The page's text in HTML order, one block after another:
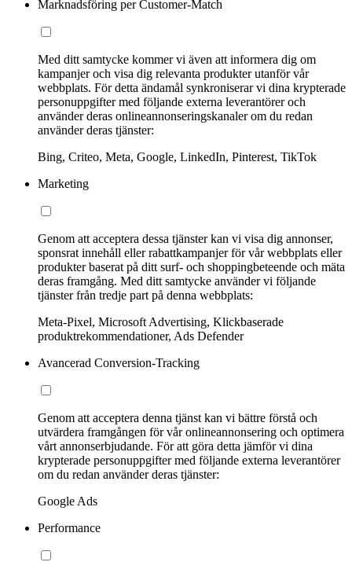
Marknadsföring per Customer-Match
Med ditt samtycke kommer vi även att informera dig om
kampanjer och visa dig relevanta produkter utanför vår
webbplats. För detta ändamål synkroniserar vi dina krypterade
personuppgifter med följande externa leverantörer och
använder deras onlineannonseringskanaler om du redan
använder deras tjänster:
Bing, Criteo, Meta, Google, LinkedIn, Pinterest, TikTok
Marketing
Genom att acceptera dessa tjänster kan vi visa dig annonser,
sponsrat innehåll eller rabattkampanjer för vår webbplats eller
produkter baserat på ditt surf- och shoppingbeteende och mäta
deras framgång. Med ditt samtycke använder vi följande
tjänster från tredje part på denna webbplats:
Meta-Pixel, Microsoft Advertising, Klickbaserade
produktrekommendationer, Ads Defender
Avancerad Conversion-Tracking
Genom att acceptera denna tjänst kan vi bättre förstå och
utvärdera framgången för vår onlineannonsering och optimera
vårt annonserbjudande. För att göra detta jämför vi dina
krypterade personuppgifter med följande externa leverantörer
om du redan använder deras tjänster:
Google Ads
Performance